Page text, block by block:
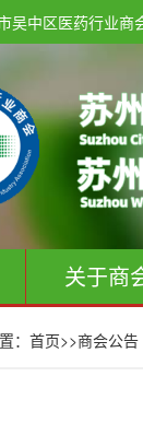
吴中区医药行业商
关于商
： 首页>>商会公告